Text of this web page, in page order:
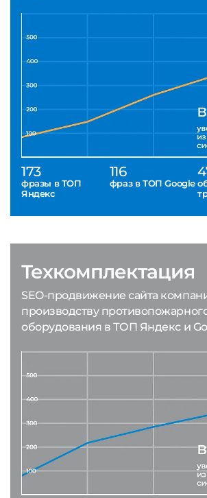
173
фразы в ТОП
Яндекс
116
фраз в ТОП Google
Техкомплектация
SEO-продвижение сайта
производству
оборудования в ТОП Яндекс и